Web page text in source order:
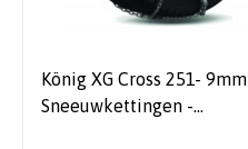
König XG Cross 251- 9mm
Sneeuwkettingen -